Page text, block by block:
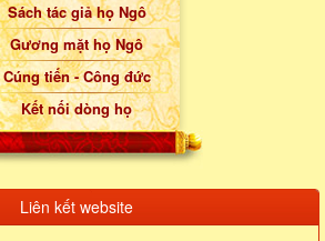
Sách tác giả họ Ngô
Gương mặt họ Ngô
Cúng tiến - Công đức
Kết nối dòng họ
Liên kết website